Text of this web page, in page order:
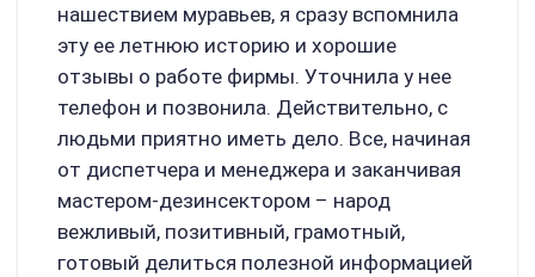
нашествием муравьев, я сразу вспомнила
эту ее летнюю историю и хорошие
отзывы о работе фирмы. Уточнила у нее
телефон и позвонила. Действительно, с
людьми приятно иметь дело. Все, начиная
от диспетчера и менеджера и заканчивая
мастером-дезинсектором – народ
вежливый, позитивный, грамотный,
готовый делиться полезной информацией